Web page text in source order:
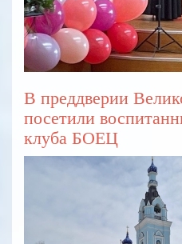
В преддверии
посетили
клуба БОЕЦ